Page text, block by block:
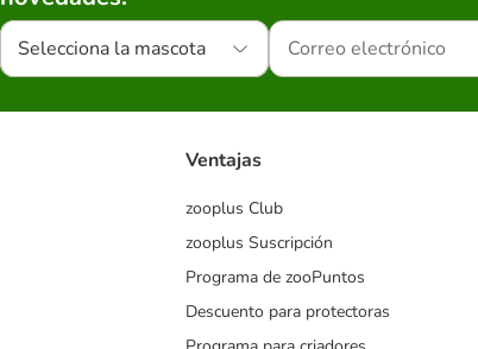
Selecciona la mascota
Ventajas
zooplus Club
zooplus Suscripción
Programa de zooPuntos
Descuento para protectoras